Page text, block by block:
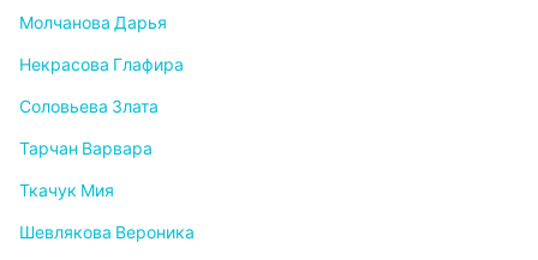
Молчанова Дарья
Некрасова Глафира
Соловьева Злата
Тарчан Варвара
Ткачук Мия
Шевлякова Вероника